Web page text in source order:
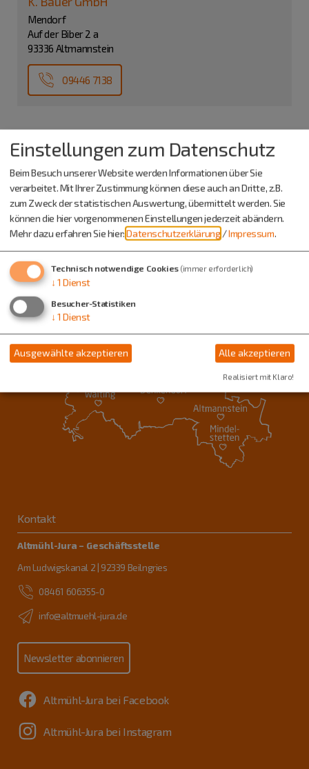
Mendorf
Auf der Biber 2 a
93336 Altmannstein
09446 7138
Kontakt
Altmühl-Jura – Geschäftsstelle
Am Ludwigskanal 2 | 92339 Beilngries
08461 606355-0
info@altmuehl-jura.de
Newsletter abonnieren
Altmühl-Jura bei Facebook
Altmühl-Jura bei Instagram
Einstellungen zum Datenschutz
Beim Besuch unserer Website werden Informationen über Sie
verarbeitet. Mit Ihrer Zustimmung können diese auch an Dritte, z.B.
zum Zweck der statistischen Auswertung, übermittelt werden. Sie
können die hier vorgenommenen Einstellungen jederzeit abändern.
Mehr dazu erfahren Sie hier:Datenschutzerklärung /Impressum.
Technisch notwendige Cookies (immer erforderlich)
↓ 1 Dienst
Besucher-Statistiken
↓ 1 Dienst
Ausgewählte akzeptieren Alle akzeptieren
Realisiert mit Klaro!